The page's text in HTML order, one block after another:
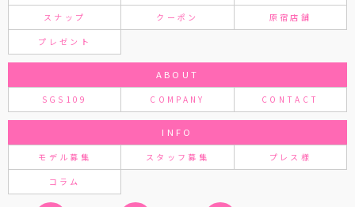
スナップ クーポン 原宿店舗
プレゼント
ABOUT
SGS109 COMPANY CONTACT
INFO
モデル募集 スタッフ募集 プレス様
コラム